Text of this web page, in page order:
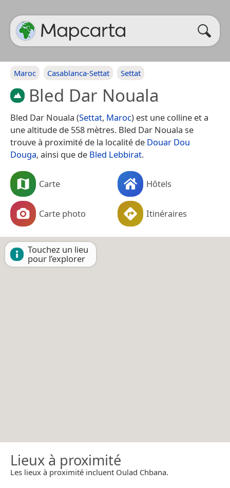
Maroc Casablanca-Settat Settat
Bled Dar Nouala
Bled Dar Nouala (Settat, Maroc) est une colline et a
une altitude de 558 mètres. Bled Dar Nouala se
trouve à proximité de la localité de Douar Dou
Douga, ainsi que de Bled Lebbirat.
Carte Hôtels
Carte photo Itinéraires
Touchez un lieu
pour l’explorer
Lieux à proximité
Les lieux à proximité incluent Oulad Chbana.